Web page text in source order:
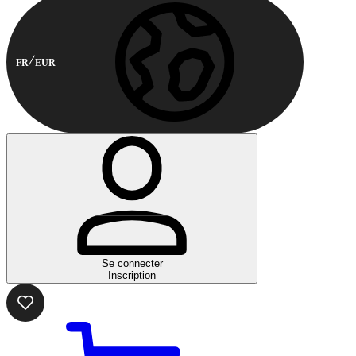
FR EUR
Se connecter
Inscription